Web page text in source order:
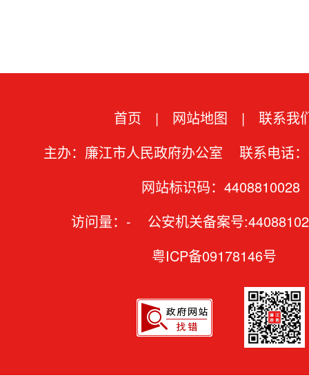
首页 | 网站地图 |
联系我
主办：廉江市人民政府办公室 联系电话
网站标识码：4408810028
访问量： - 公安机关备案号
粤ICP备09178146号